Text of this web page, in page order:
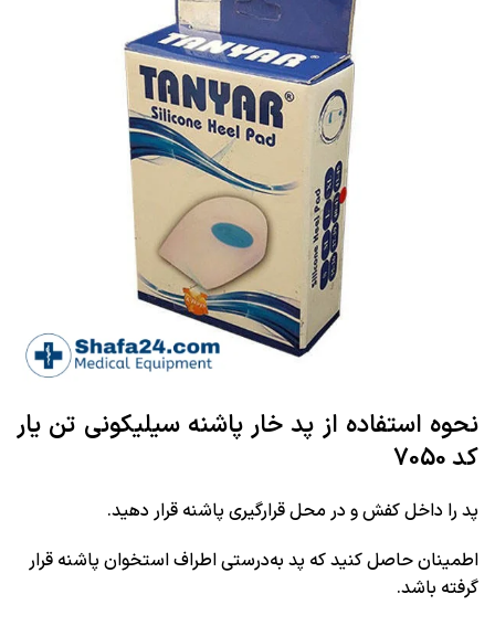
نحوه استفاده از پد خار پاشنه سیلیکونی تن یار
کد 7050
پد را داخل کفش و در محل قرارگیری پاشنه قرار دهید.
اطمینان حاصل کنید که پد به‌درستی اطراف استخوان پاشنه قرار
گرفته باشد.